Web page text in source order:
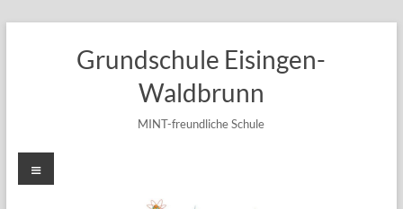
Grundschule Eisingen-
Waldbrunn
MINT-freundliche Schule
Menü